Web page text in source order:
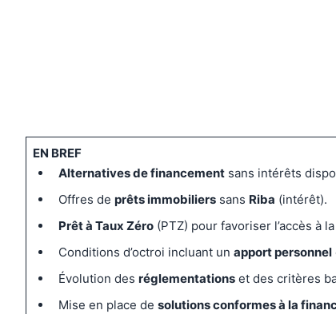
EN BREF
Alternatives de financementsans intérêts
Offres de prêts immobilierssans Riba (intérêt).
Prêt à Taux Zéro(PTZ) pour favoriser l’accès à
Conditions d’octroi incluant un apport personnel
Évolution des réglementationset des critères
Mise en place de solutions conformes à la